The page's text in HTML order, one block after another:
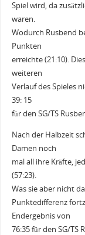
Spiel wird, da
waren.
Wodurch Rusbend
Punkten
erreichte (21:10).
weiteren
Verlauf des Spieles
39: 15
für den SG/TS
Nach der Halbzeit
Damen noch
mal all ihre Kräfte,
(57:23).
Was sie aber nicht
Punktedifferenz
Endergebnis von
76:35 für den SG/TS